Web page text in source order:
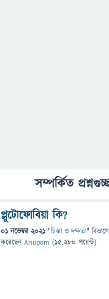
সম্পর্কিত
প্লুটোফোবিয়া কি?
01 নভেম্বর 2021 "চিন্তা ও দক্ষতা" বিভাগে
করেছেনAnupom (15,280 পয়েন্ট)